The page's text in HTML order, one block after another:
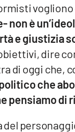
non è
e giustizia
dire
di oggi che,
che
pensiamo di